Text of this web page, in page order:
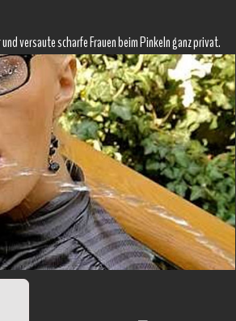
versaute scharfe Frauen beim Pinkeln ganz privat.